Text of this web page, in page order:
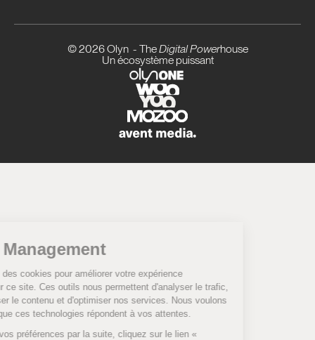
© 2026 Olyn - TheDigitalPowerhouse
Un écosystème puissant